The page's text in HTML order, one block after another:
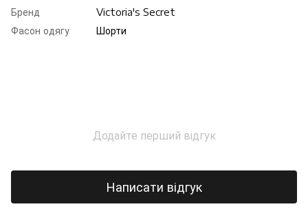
Бренд
Victoria's Secret
Фасон одягу
Шорти
Додайте перший відгук
Написати відгук